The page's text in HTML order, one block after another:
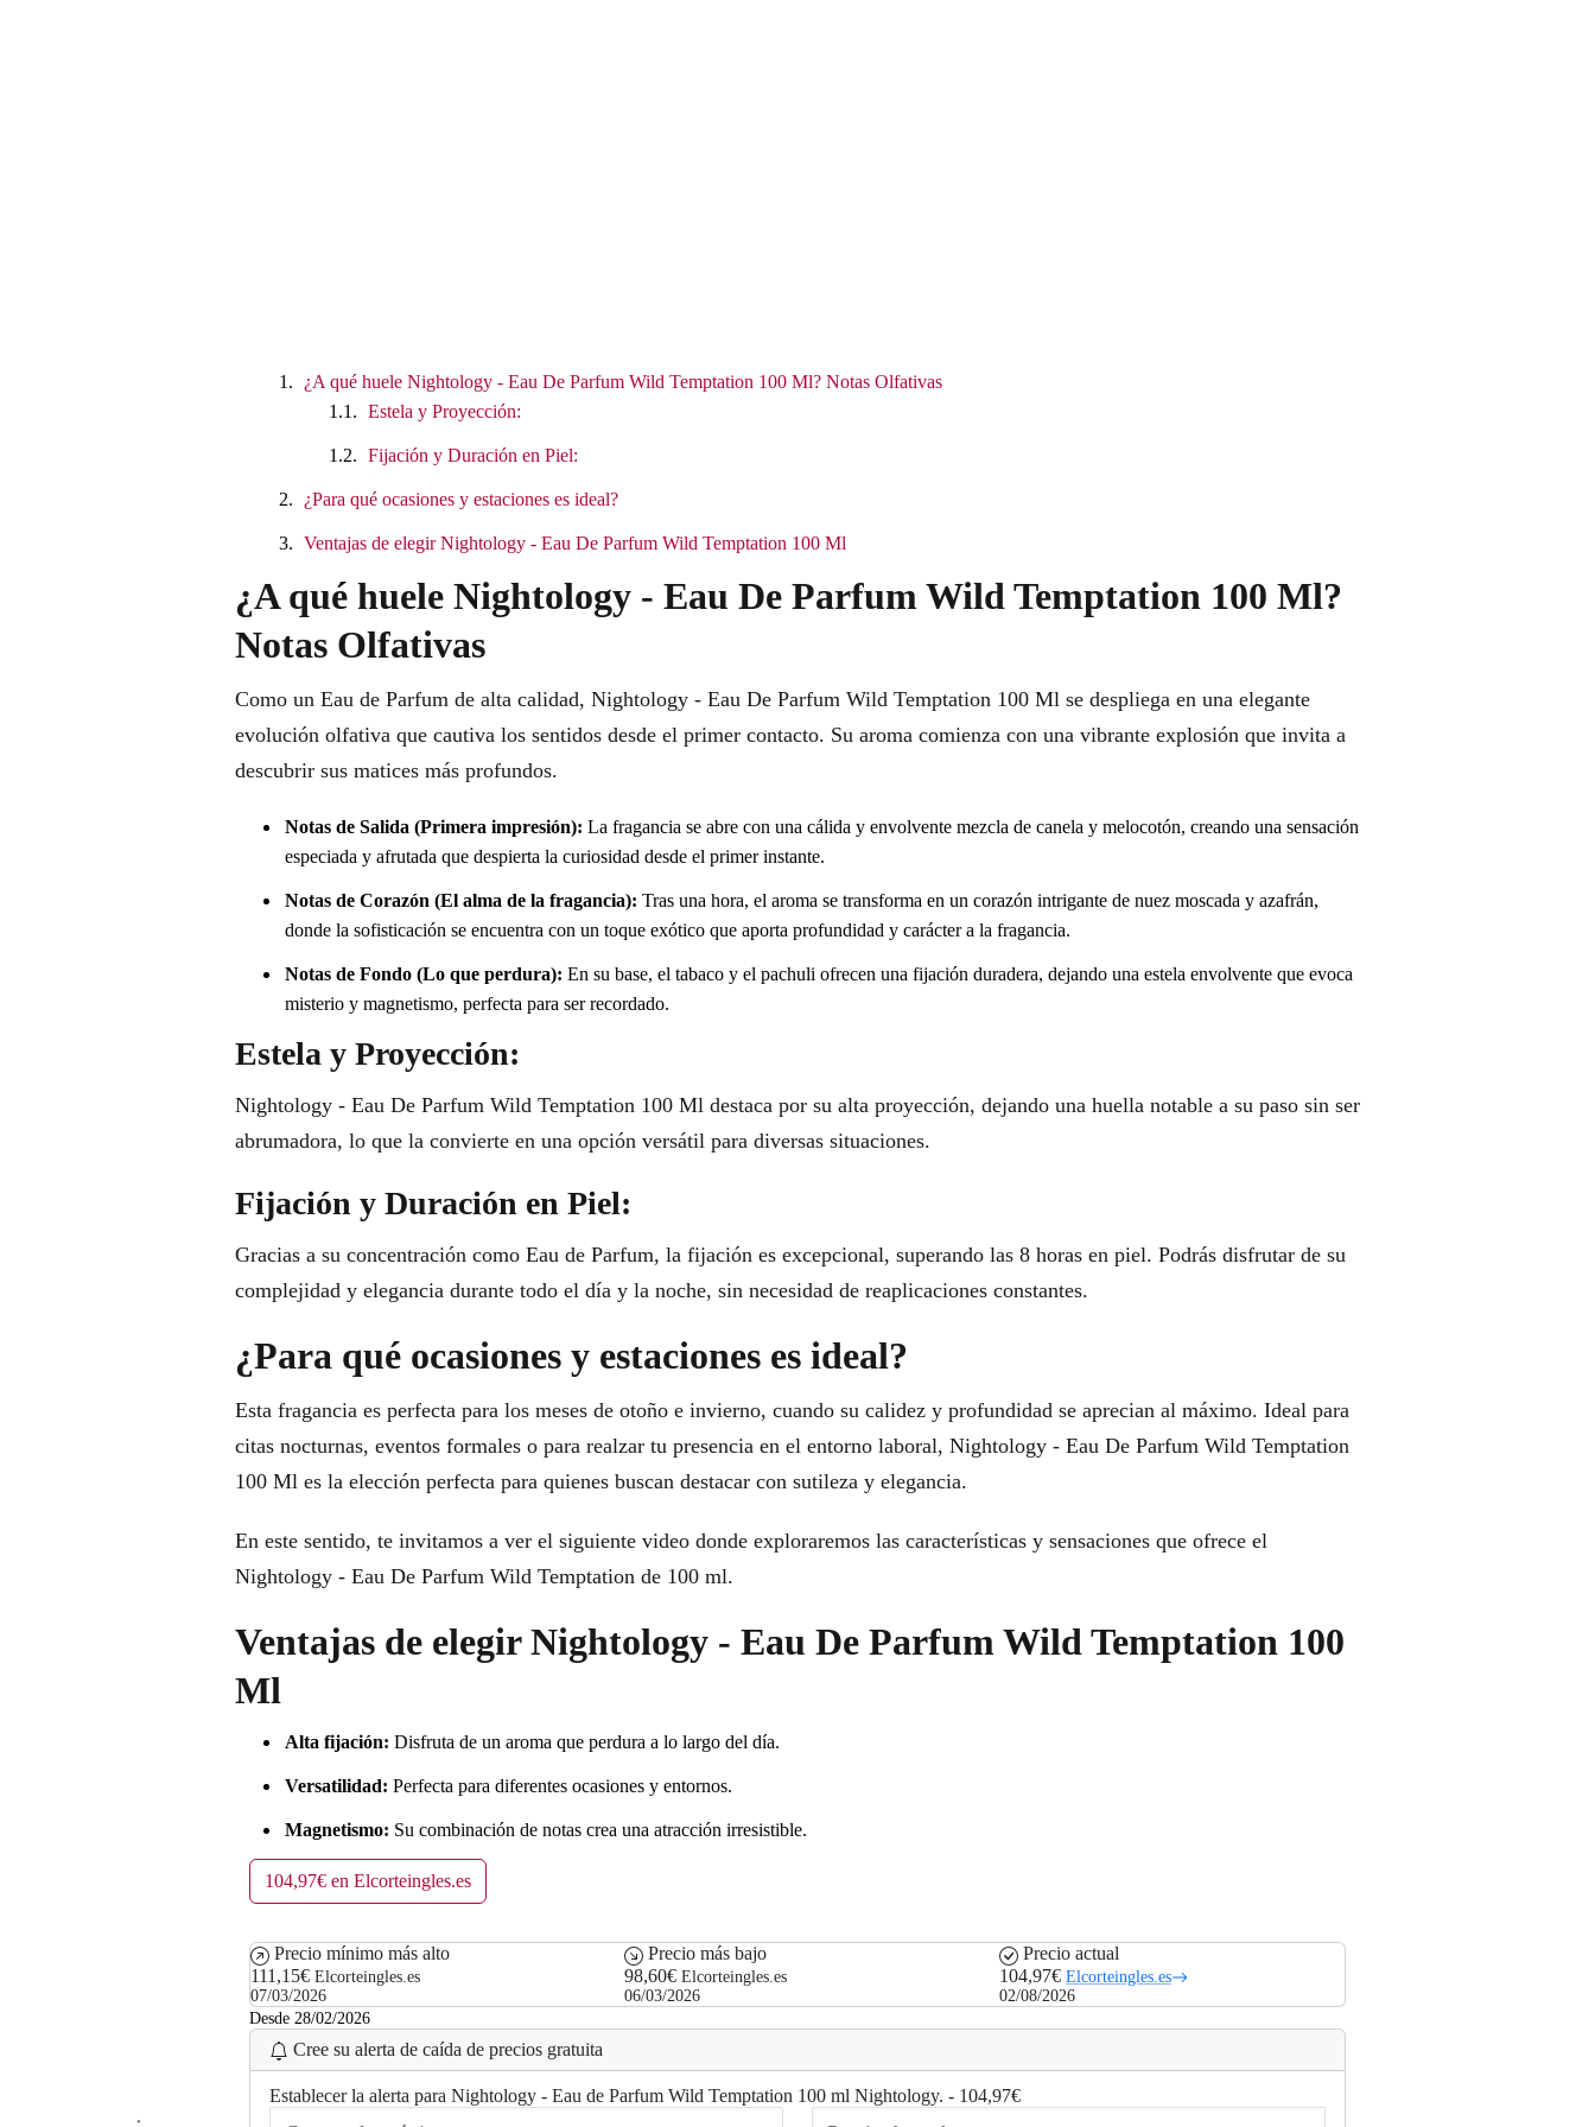
¿A qué huele Nightology - Eau De Parfum Wild Temptation 100 Ml? Notas Olfativas
Estela y Proyección:
Fijación y Duración en Piel:
¿Para qué ocasiones y estaciones es ideal?
Ventajas de elegir Nightology - Eau De Parfum Wild Temptation 100 Ml
¿A qué huele Nightology - Eau De Parfum Wild Temptation 100 Ml?
Notas Olfativas
Como un Eau de Parfum de alta calidad, Nightology - Eau De Parfum Wild Temptation 100 Ml se despliega en una elegante
evolución olfativa que cautiva los sentidos desde el primer contacto. Su aroma comienza con una vibrante explosión que invita a
descubrir sus matices más profundos.
Notas de Salida (Primera impresión): La fragancia se abre con una cálida y envolvente mezcla de canela y melocotón, creando una sensación
especiada y afrutada que despierta la curiosidad desde el primer instante.
Notas de Corazón (El alma de la fragancia): Tras una hora, el aroma se transforma en un corazón intrigante de nuez moscada y azafrán,
donde la sofisticación se encuentra con un toque exótico que aporta profundidad y carácter a la fragancia.
Notas de Fondo (Lo que perdura): En su base, el tabaco y el pachuli ofrecen una fijación duradera, dejando una estela envolvente que evoca
misterio y magnetismo, perfecta para ser recordado.
Estela y Proyección:
Nightology - Eau De Parfum Wild Temptation 100 Ml destaca por su alta proyección, dejando una huella notable a su paso sin ser
abrumadora, lo que la convierte en una opción versátil para diversas situaciones.
Fijación y Duración en Piel:
Gracias a su concentración como Eau de Parfum, la fijación es excepcional, superando las 8 horas en piel. Podrás disfrutar de su
complejidad y elegancia durante todo el día y la noche, sin necesidad de reaplicaciones constantes.
¿Para qué ocasiones y estaciones es ideal?
Esta fragancia es perfecta para los meses de otoño e invierno, cuando su calidez y profundidad se aprecian al máximo. Ideal para
citas nocturnas, eventos formales o para realzar tu presencia en el entorno laboral, Nightology - Eau De Parfum Wild Temptation
100 Ml es la elección perfecta para quienes buscan destacar con sutileza y elegancia.
En este sentido, te invitamos a ver el siguiente video donde exploraremos las características y sensaciones que ofrece el
Nightology - Eau De Parfum Wild Temptation de 100 ml.
Ventajas de elegir Nightology - Eau De Parfum Wild Temptation 100
Ml
Alta fijación: Disfruta de un aroma que perdura a lo largo del día.
Versatilidad: Perfecta para diferentes ocasiones y entornos.
Magnetismo: Su combinación de notas crea una atracción irresistible.
104,97€ en Elcorteingles.es
Precio mínimo más alto
111,15€ Elcorteingles.es
07/03/2026
Precio más bajo
98,60€ Elcorteingles.es
06/03/2026
Precio actual
104,97€ Elcorteingles.es
02/08/2026
Desde 28/02/2026
Cree su alerta de caída de precios gratuita
Establecer la alerta para Nightology - Eau de Parfum Wild Temptation 100 ml Nightology. - 104,97€
.
.